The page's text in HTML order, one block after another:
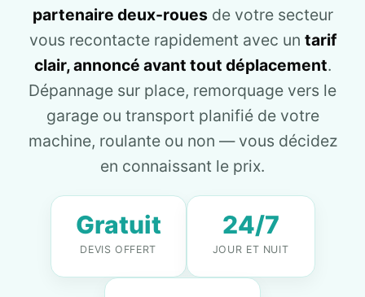
partenaire deux-rouesde votre secteur
vous recontacte rapidement avec un tarif
clair, annoncé avant tout déplacement.
Dépannage sur place, remorquage vers le
garage ou transport planifié de votre
machine, roulante ou non — vous décidez
en connaissant le prix.
Gratuit
DEVIS OFFERT
24/7
JOUR ET NUIT